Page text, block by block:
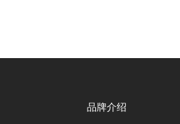
品牌介绍